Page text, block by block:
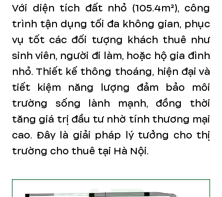
Với diện tích đất nhỏ (105.4m²), công
trình tận dụng tối đa không gian, phục
vụ tốt các đối tượng khách thuê như
sinh viên, người đi làm, hoặc hộ gia đình
nhỏ. Thiết kế thông thoáng, hiện đại và
tiết kiệm năng lượng đảm bảo môi
trường sống lành mạnh, đồng thời
tăng giá trị đầu tư nhờ tính thương mại
cao. Đây là giải pháp lý tưởng cho thị
trường cho thuê tại Hà Nội.